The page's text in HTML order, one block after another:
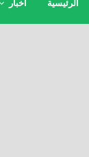
الرئيسية أخبار